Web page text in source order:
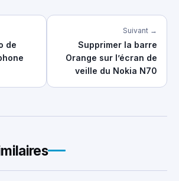
de
Suivant →
Supprimer la barre
Orange sur l’écran de
veille du Nokia N70